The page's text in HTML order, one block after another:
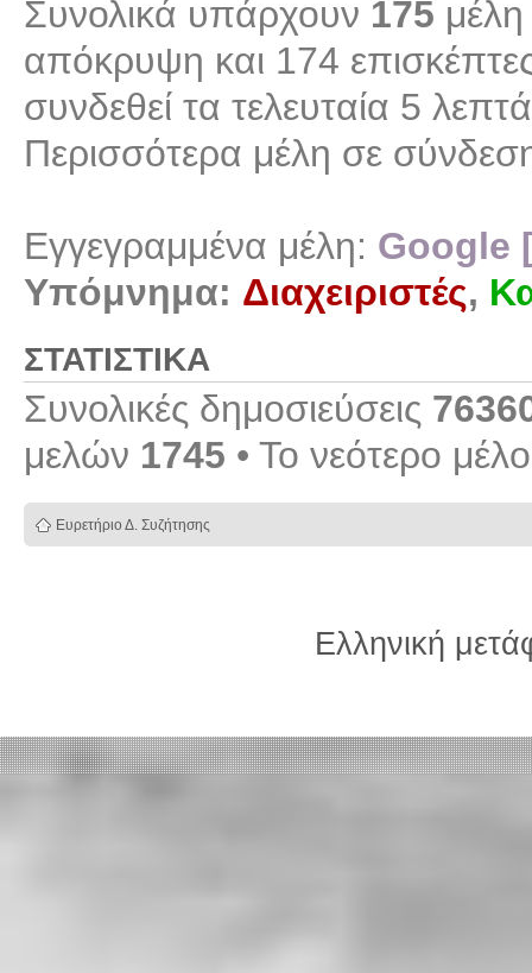
Συνολικά υπάρχουν 175
απόκρυψη και 174
συνδεθεί τα τελευταία 5
Περισσότερα μέλη σε
Εγγεγραμμένα μέλη: Google
Υπόμνημα: Διαχειριστές,
ΣΤΑΤΙΣΤΙΚΆ
Συνολικές δημοσιεύσεις
μελών 1745 • Το νεότερο
Ευρετήριο Δ. Συζήτησης
Ελληνική